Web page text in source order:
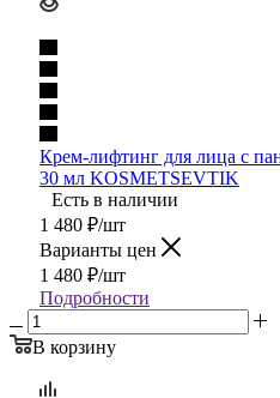
Крем-лифтинг для лица с
30 мл KOSMETSEVTIK
Есть в наличии
1 480 ₽/шт
Варианты цен
1 480 ₽/шт
Подробности
В корзину